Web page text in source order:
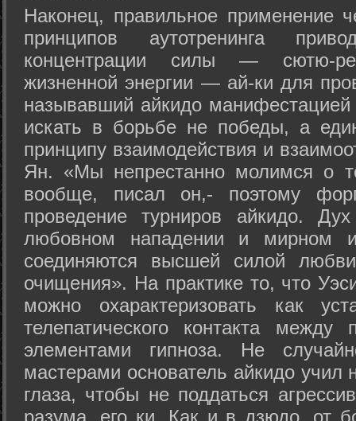
Наконец, правильное применение
принципов аутотренинга
концентрации силы — сютю-
жизненной энергии — ай-ки для
называвший айкидо
искать в борьбе не победы, а
принципу взаимодействия и
Ян. «Мы непрестанно молимся о
вообще, писал он,- поэтому
проведение турниров айкидо.
любовном нападении и мирном
соединяются высшей силой
очищения». На практике то, что
можно охарактеризовать как
телепатического контакта между
элементами гипноза. Не
мастерами основатель айкидо учил
глаза, чтобы не поддаться
разума, его ки. Как и в дзюдо, от